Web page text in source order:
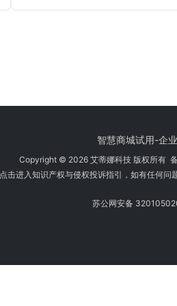
智慧商城试用-企
Copyright © 2026 艾蒂娜科技 版权所有 备
点击进入知识产权与侵权投诉指引，如有任何问
苏公网安备